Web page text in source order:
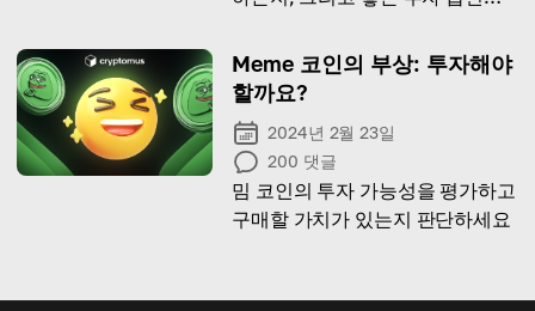
Meme 코인의 부상: 투자해야
할까요?
2024년 2월 23일
200 댓글
밈 코인의 투자 가능성을 평가하고
구매할 가치가 있는지 판단하세요